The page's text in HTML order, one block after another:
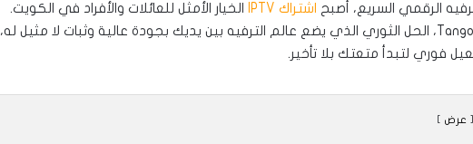
الرقمي السريع، أصبح اشتراك IPTV
الخيار الأمثل للعائلات والأفراد في الكويت.
نقدم لكم اشتراك Tango PRO IPTV، الحل الثوري الذي يضع عالم الترفيه بين يديك بجودة عالية وثبات لا مثيل له،
فوري لتبدأ متعتك بلا تأخير.
عرض